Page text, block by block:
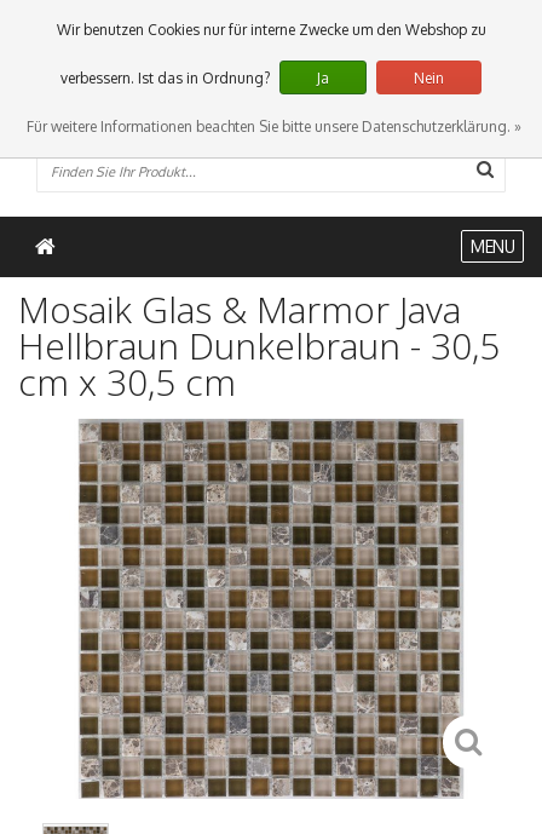
0 Artikel
MENU
Mosaik Glas & Marmor Java
Hellbraun Dunkelbraun - 30,5
cm x 30,5 cm
Wir benutzen Cookies nur für interne Zwecke um den Webshop zu
verbessern. Ist das in Ordnung? Ja Nein
Für weitere Informationen beachten Sie bitte unsere Datenschutzerklärung. »